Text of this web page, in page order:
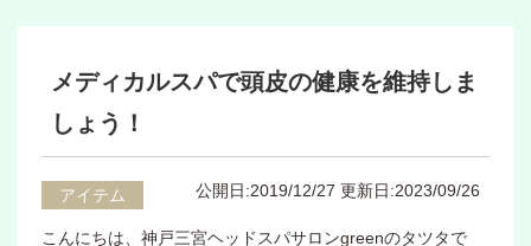
メディカルスパで頭皮の健康を維持しま
しょう！
アイテム 公開日:2019/12/27 更新日:2023/09/26
こんにちは、神戸三宮ヘッドスパサロンgreenのタツタで